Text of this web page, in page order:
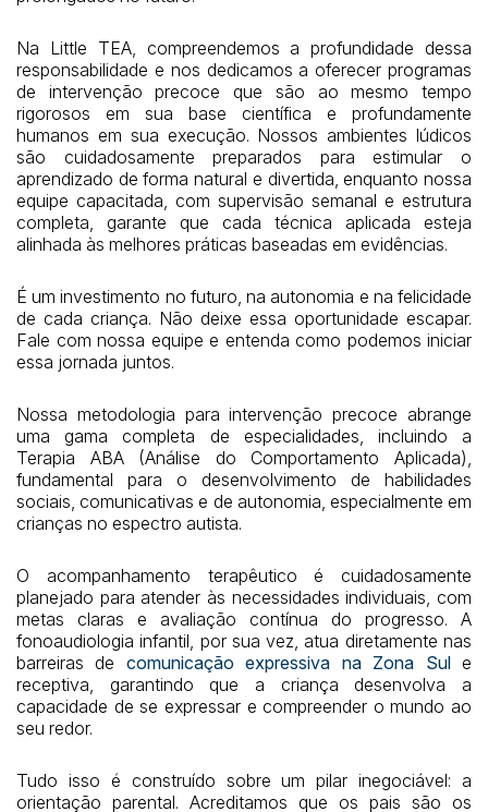
Na Little TEA, compreendemos a profundidade dessa
responsabilidade e nos dedicamos a oferecer programas
de intervenção precoce que são ao mesmo tempo
rigorosos em sua base científica e profundamente
humanos em sua execução. Nossos ambientes lúdicos
são cuidadosamente preparados para estimular o
aprendizado de forma natural e divertida, enquanto nossa
equipe capacitada, com supervisão semanal e estrutura
completa, garante que cada técnica aplicada esteja
alinhada às melhores práticas baseadas em evidências.
É um investimento no futuro, na autonomia e na felicidade
de cada criança. Não deixe essa oportunidade escapar.
Fale com nossa equipe e entenda como podemos iniciar
essa jornada juntos.
Nossa metodologia para intervenção precoce abrange
uma gama completa de especialidades, incluindo a
Terapia ABA (Análise do Comportamento Aplicada),
fundamental para o desenvolvimento de habilidades
sociais, comunicativas e de autonomia, especialmente em
crianças no espectro autista.
O acompanhamento terapêutico é cuidadosamente
planejado para atender às necessidades individuais, com
metas claras e avaliação contínua do progresso. A
fonoaudiologia infantil, por sua vez, atua diretamente nas
barreiras de comunicação expressiva na Zona Sule
receptiva, garantindo que a criança desenvolva a
capacidade de se expressar e compreender o mundo ao
seu redor.
Tudo isso é construído sobre um pilar inegociável: a
orientação parental. Acreditamos que os pais são os